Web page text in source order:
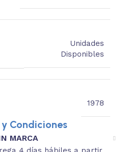
Unidades
Disponibles
1978
Condiciones
MARCA